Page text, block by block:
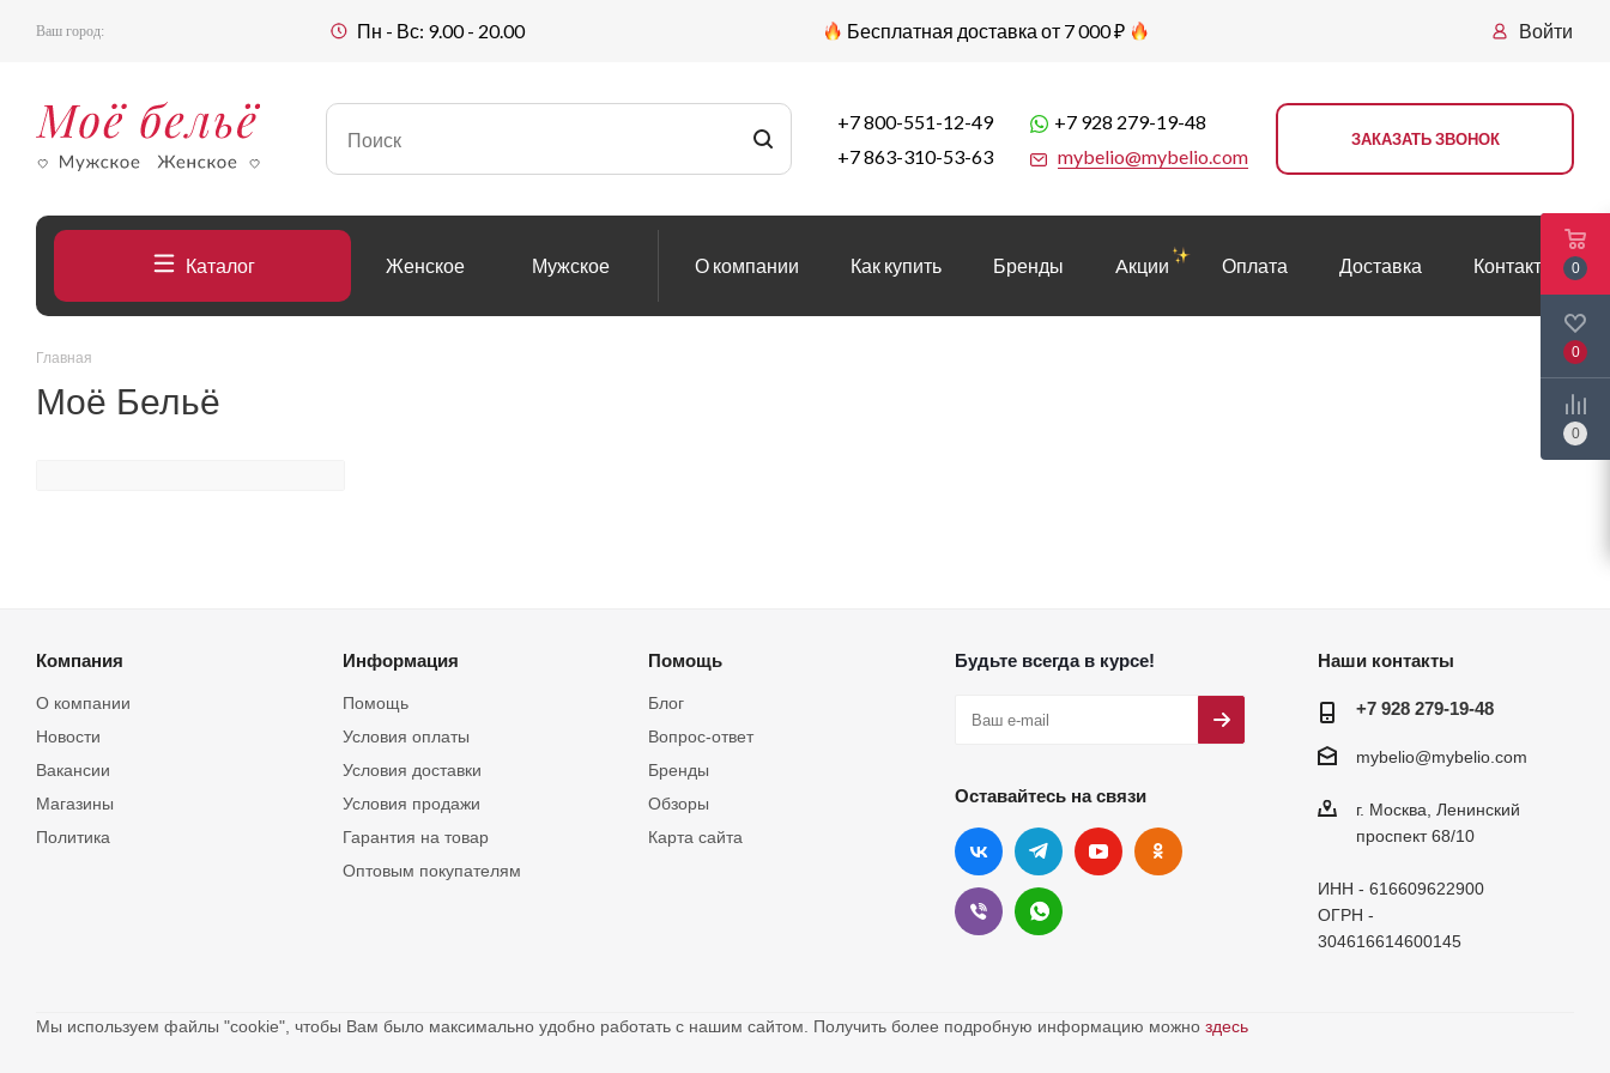
Ваш город: Пн - Вс: 9.00 - 20.00 Бесплатная доставка от 7 000 ₽ Войти
+7 800-551-12-49
+7 863-310-53-63
+7 928 279-19-48
mybelio@mybelio.com
ЗАКАЗАТЬ ЗВОНОК
Каталог Женское Мужское О компании Как купить Бренды Aкции Оплата Доставка Контакты
Главная
Моё Бельё
Компания
О компании
Новости
Вакансии
Магазины
Политика
Информация
Помощь
Условия оплаты
Условия доставки
Условия продажи
Гарантия на товар
Оптовым покупателям
Помощь
Блог
Вопрос-ответ
Бренды
Обзоры
Карта сайта
Будьте всегда в курсе!
Оставайтесь на связи
Наши контакты
+7 928 279-19-48
mybelio@mybelio.com
г. Москва, Ленинский
проспект 68/10
ИНН - 616609622900
ОГРН -
304616614600145
Мы используем файлы "cookie", чтобы Вам было максимально удобно работать с нашим сайтом. Получить более подробную информацию можно здесь
0
0
0